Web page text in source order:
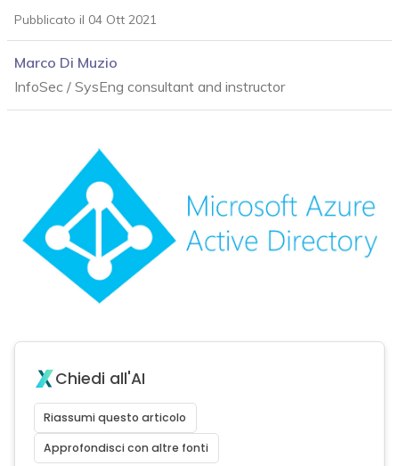
Pubblicato il 04 Ott 2021
Marco Di Muzio
InfoSec / SysEng consultant and instructor
Chiedi all'AI
Riassumi questo articolo
Approfondisci con altre fonti